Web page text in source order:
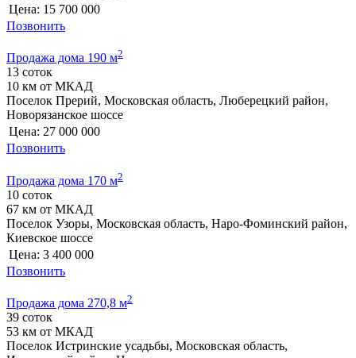
Цена: 15 700 000
Позвонить
Продажа дома 190 м2
13 соток
10 км от МКАД
Поселок Прерий, Московская область, Люберецкий район,
Новорязанское шоссе
Цена: 27 000 000
Позвонить
Продажа дома 170 м2
10 соток
67 км от МКАД
Поселок Узоры, Московская область, Наро-Фоминский район,
Киевское шоссе
Цена: 3 400 000
Позвонить
Продажа дома 270,8 м2
39 соток
53 км от МКАД
Поселок Истринские усадьбы, Московская область,